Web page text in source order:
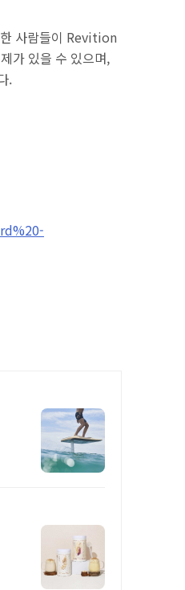
사람들이 Revition
가 있을 수 있으며,
.